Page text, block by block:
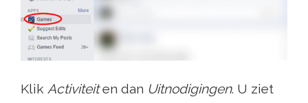
Klik Activiteiten dan Uitnodigingen. U ziet